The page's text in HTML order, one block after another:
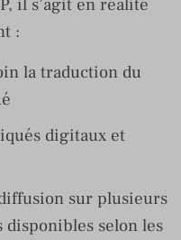
il s’agit en réalité
:
la traduction du
digitaux et
sur plusieurs
selon les